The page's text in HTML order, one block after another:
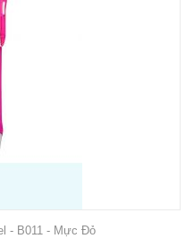
- B011 - Mực Đỏ